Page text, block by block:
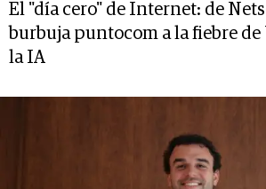
El "día cero" de Internet: de
burbuja puntocom a la fiebre
la IA